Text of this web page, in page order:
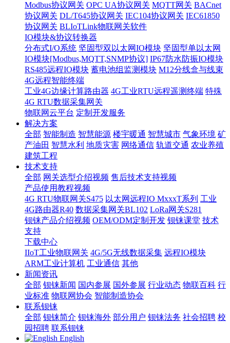
Modbus协议网关 OPC UA协议网关 MQTT网关 BACnet
协议网关 DL/T645协议网关 IEC104协议网关 IEC61850
协议网关 BLIoTLink物联网关软件
IO模块&协议转换器
分布式I/O系统 坚固型双以太网IO模块 坚固型单以太网
IO模块[Modbus,MQTT,SNMP协议] IP67防水防振IO模块
RS485远程IO模块 蓄电池组监测模块 M12分线盒与线束
4G远程智能终端
工业4G边缘计算路由器 4G工业RTU远程遥测终端 特殊
4G RTU数据采集网关
物联网云平台 定制开发服务
解决方案
全部 智能制造 智慧能源 楼宇暖通 智慧城市 气象环境 矿
产油田 智慧水利 地质灾害 网络通信 轨道交通 农业养殖
建筑工程
技术支持
全部 网关选型介绍视频 售后技术支持视频
产品使用教程视频
4G RTU物联网关S475 以太网远程IO MxxxT系列 工业
4G路由器R40 数据采集网关BL102 LoRa网关S281
钡铼产品介绍视频 OEM/ODM定制开发 钡铼课堂 技术
支持
下载中心
IIoT工业物联网关 4G/5G无线数据采集 远程IO模块
ARM工业计算机 工业通信 其他
新闻资讯
全部 钡铼新闻 国内参展 国外参展 行业动态 物联百科 行
业标准 物联网协会 智能制造协会
联系钡铼
全部 钡铼简介 钡铼海外 部分用户 钡铼法务 社会招聘 校
园招聘 联系钡铼
English